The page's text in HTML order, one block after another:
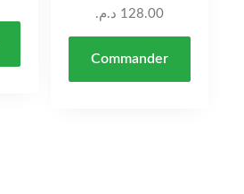
128.00 د.م.
Commander